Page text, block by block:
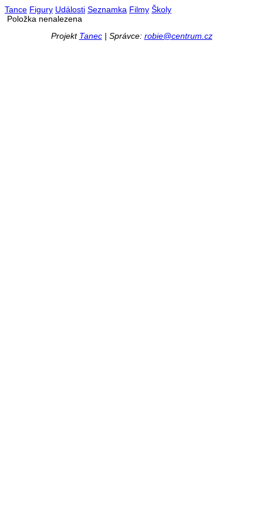
Tance Figury Události Seznamka Filmy Školy
Položka nenalezena
Projekt Tanec| Správce: robie@centrum.cz